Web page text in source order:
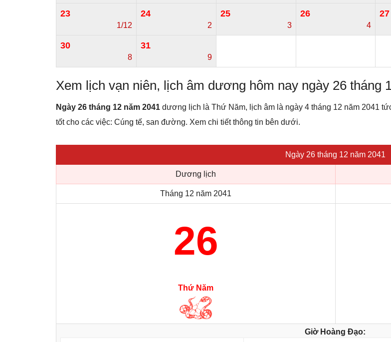
23
1/12
24
2
25
3
26
4
27
30
8
31
9
Xem lịch vạn niên, lịch âm dương hôm nay ngày 26 tháng
Ngày 26 tháng 12 năm 2041 dương lịch là Thứ Năm, lịch âm là ngày 4 tháng 12 năm 2041
tốt cho các việc: Cúng tế, san đường. Xem chi tiết thông tin bên dưới.
Ngày 26 tháng 12 năm 2041
Dương lịch
Tháng 12 năm 2041
26
Thứ Năm
Giờ Hoàng Đạo: